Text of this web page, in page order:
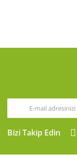
Bizi Takip Edin